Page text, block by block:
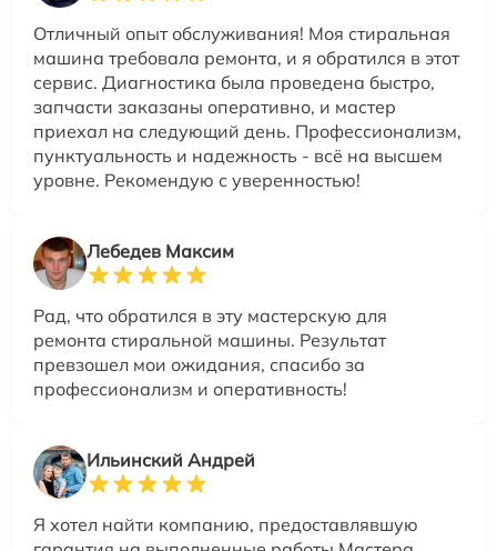
Отличный опыт обслуживания! Моя стиральная
машина требовала ремонта, и я обратился в этот
сервис. Диагностика была проведена быстро,
запчасти заказаны оперативно, и мастер
приехал на следующий день. Профессионализм,
пунктуальность и надежность - всё на высшем
уровне. Рекомендую с уверенностью!
Лебедев Максим
Рад, что обратился в эту мастерскую для
ремонта стиральной машины. Результат
превзошел мои ожидания, спасибо за
профессионализм и оперативность!
Ильинский Андрей
Я хотел найти компанию, предоставлявшую